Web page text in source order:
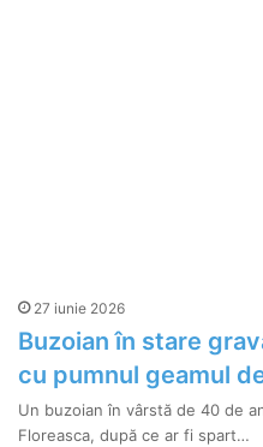
27 iunie 2026
Buzoian în stare
cu pumnul geamul
Un buzoian în vârstă de 40 de
Floreasca, după ce ar fi spart…